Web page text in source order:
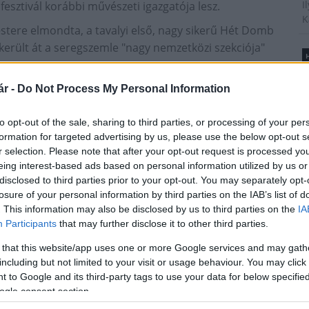
- Do Not Process My Personal Information
opt-out of the sale, sharing to third parties, or processing of your
for targeted advertising by us, please use the below opt-out
selection. Please note that after your opt-out request is processed
interest-based ads based on personal information utilized by us
to third parties prior to your opt-out. You may separately
of your personal information by third parties on the IAB’s list of
This information may also be disclosed by us to third parties on the
Participants that may further disclose it to other third parties.
that this website/app uses one or more Google services and may
but not limited to your visit or usage behaviour. You may
to Google and its third-party tags to use your data for below
consent section.
korábbi művészeti igazgatója lesz.
elmondta, a tavalyi első, nagy sikerű Hét Domb
át a seregszemle "nagy nemzetközi szekciója"
ami 40 alkotással több a tavalyinál. A 20
határon túli alkotások mellett egy svéd filmet is
polgármestere elmondta, hogy Pécsen az Uránia
Cinema Cityben, valamint úgynevezett
- is tartanak vetítéseket.
bahreini zeneszerző is, akinek műveiből
a Pannon Filharmonikusok zenekar.
elmondta, hogy bahreini és a magyar komolyzene
Muzsikája a nyugati filharmonikus zenei
- összegezte művészi hitvallását.